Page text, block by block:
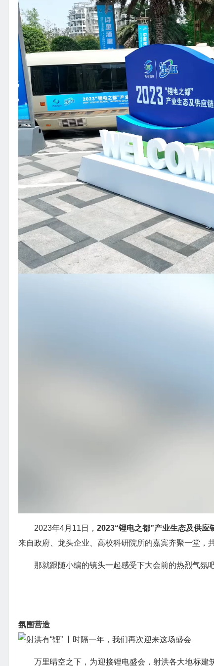
2023年4月11日， 2023“锂电之都”产业生态及供应
来自政府、龙头企业、高校科研院所的嘉宾齐聚一堂，
那就跟随小编的镜头一起感受下大会前的热烈气氛
氛围营造
万里晴空之下，为迎接锂电盛会，射洪各大地标建